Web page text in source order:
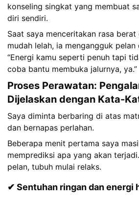
konseling singkat yang membuat
diri sendiri.
Saat saya menceritakan rasa
mudah lelah, ia mengangguk
“Energi kamu seperti penuh tapi
coba bantu membuka jalurnya, ya.”
Proses Perawatan:
Dijelaskan dengan Kata-
Saya diminta berbaring di atas
dan bernapas perlahan.
Beberapa menit pertama saya
memprediksi apa yang akan
pelan, tubuh mulai relaks.
✔ Sentuhan ringan dan energi